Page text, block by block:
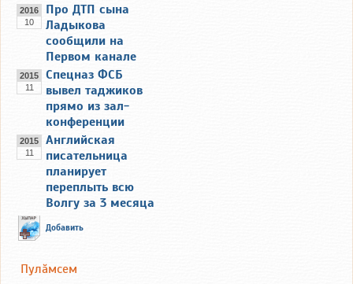
2016
10
Про ДТП сына
Ладыкова
сообщили на
Первом канале
2015
11
Спецназ ФСБ
вывел таджиков
прямо из зал-
конференции
2015
11
Английская
писательница
планирует
переплыть всю
Волгу за 3 месяца
Добавить
Пулăмсем